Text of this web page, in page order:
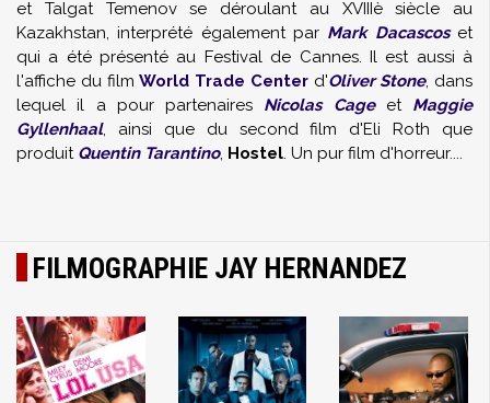
et Talgat Temenov se déroulant au XVIIIè siècle au
Kazakhstan, interprété également par Mark Dacascoset
qui a été présenté au Festival de Cannes. Il est aussi à
l'affiche du filmWorld Trade Centerd'Oliver Stone, dans
lequel il a pour partenaires Nicolas Cageet Maggie
Gyllenhaal, ainsi que du second film d'Eli Roth que
produit Quentin Tarantino, Hostel. Un pur film d'horreur....
FILMOGRAPHIE JAY HERNANDEZ